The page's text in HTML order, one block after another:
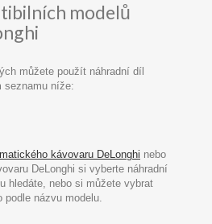
modelů
můžete použít náhradní díl
seznamu níže:
kávovaru DeLonghi nebo
DeLonghi si vyberte náhradní
hledáte, nebo si můžete vybrat
podle názvu modelu.